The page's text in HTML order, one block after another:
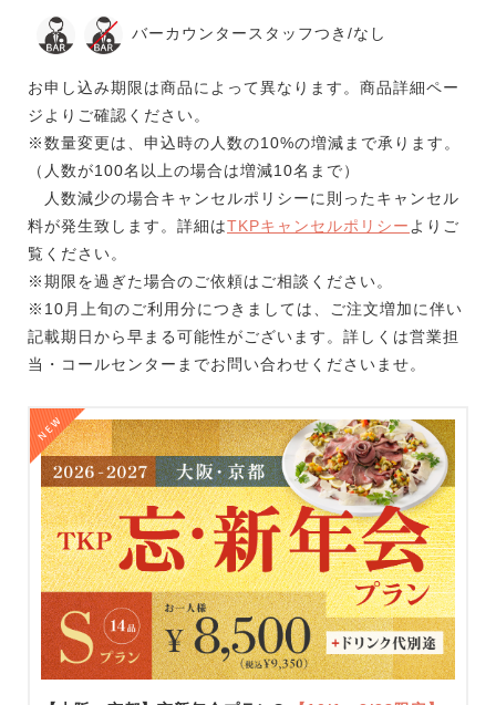
バーカウンタースタッフつき/なし
お申し込み期限は商品によって異なります。商品詳細ペー
ジよりご確認ください。
※数量変更は、申込時の人数の10%の増減まで承ります。
（人数が100名以上の場合は増減10名まで）
人数減少の場合キャンセルポリシーに則ったキャンセル
料が発生致します。詳細はTKPキャンセルポリシー よりご
覧ください。
※期限を過ぎた場合のご依頼はご相談ください。
※10月上旬のご利用分につきましては、ご注文増加に伴い
記載期日から早まる可能性がございます。詳しくは営業担
当・コールセンターまでお問い合わせくださいませ。